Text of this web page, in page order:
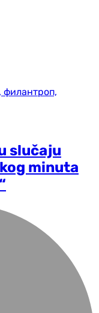
slučaju
minuta